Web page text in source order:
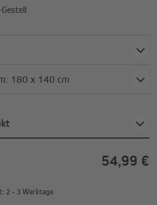
Breite x Höhe in cm: 180 x 140 cm
54,99 €
2 - 3 Werktage